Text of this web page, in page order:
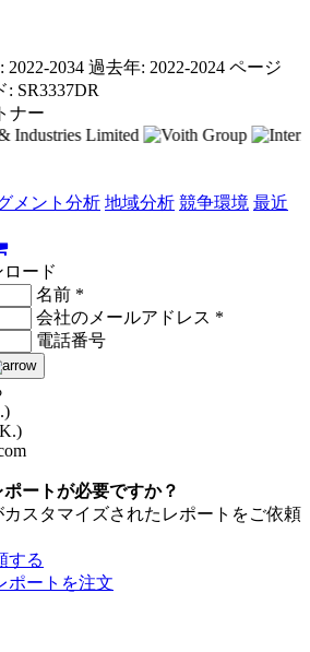
2022-2034 過去年: 2022-2024 ページ
SR3337DR
ナー
メント分析 地域分析 競争環境 最近
ード
名前 *
会社のメールアドレス *
電話番号
ートが必要ですか？
スタマイズされたレポートをご依頼
する
ポートを注文